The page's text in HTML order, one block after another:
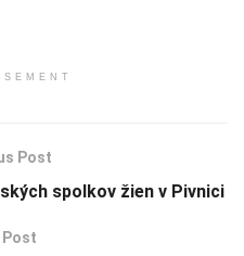
Post
spolkov žien v Pivnici
Post